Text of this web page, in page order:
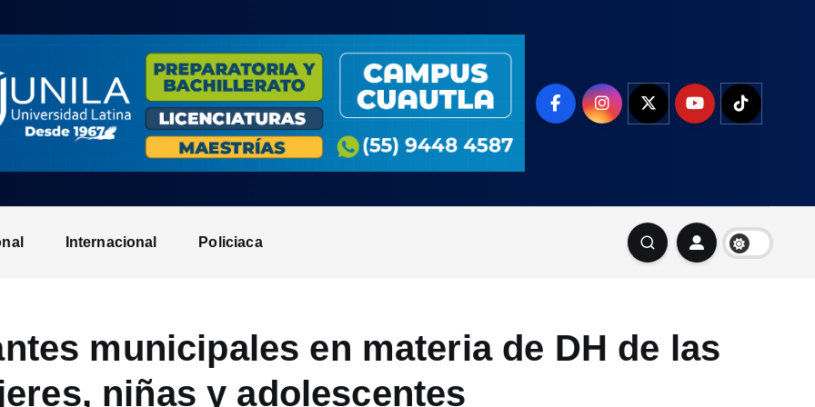
Internacional Policiaca
municipales en materia de DH de las
niñas y adolescentes